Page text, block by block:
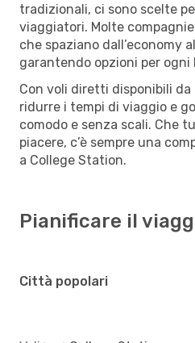
tradizionali, ci sono scelte
viaggiatori. Molte
che spaziano dall’economy
garantendo opzioni per ogni
Con voli diretti disponibili
ridurre i tempi di viaggio e
comodo e senza scali. Che
piacere, c’è sempre una
a College Station.
Pianificare il
Città popolari